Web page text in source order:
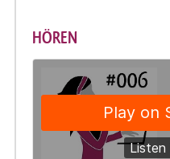
HÖREN